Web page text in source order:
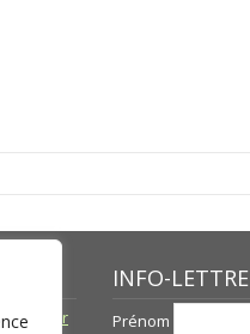
par
INFO-LETTRE
Prénom